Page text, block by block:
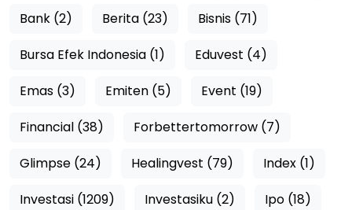
Bank (2)
Berita (23)
Bisnis (71)
Bursa Efek Indonesia (1)
Eduvest (4)
Emas (3)
Emiten (5)
Event (19)
Financial (38)
Forbettertomorrow (7)
Glimpse (24)
Healingvest (79)
Index (1)
Investasi (1209)
Investasiku (2)
Ipo (18)